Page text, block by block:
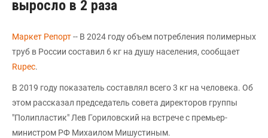
выросло в 2 раза
Маркет Репорт-- В 2024 году объем потребления полимерных
труб в России составил 6 кг на душу населения, сообщает
Rupec.
В 2019 году показатель составлял всего 3 кг на человека. Об
этом рассказал председатель совета директоров группы
"Полипластик" Лев Гориловский на встрече с премьер-
министром РФ Михаилом Мишустиным.